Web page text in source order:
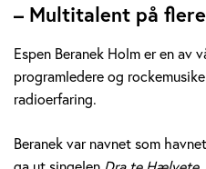
p
e
n
B
– Multitalent på
Espen Beranek Holm er en av
programledere og
radioerfaring.
Beranek var navnet som